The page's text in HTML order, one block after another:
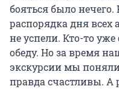
бояться было нечего.
распорядка дня всех
не успели. Кто-то уже
обеду. Но за время
экскурсии мы
правда счастливы. А